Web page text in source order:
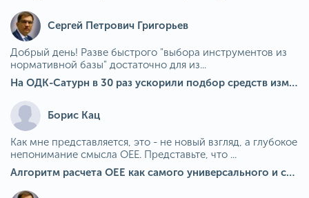
Сергей Петрович Григорьев
Добрый день! Разве быстрого "выбора инструментов из
нормативной базы" достаточно для из...
На ОДК-Сатурн в 30 раз ускорили подбор средств измерения для контроля качества продукции
Борис Кац
Как мне представляется, это - не новый взгляд, а глубокое
непонимание смысла OEE. Представьте, что ...
Алгоритм расчета ОЕЕ как самого универсального и современного показателя эффективности оборудования в мире